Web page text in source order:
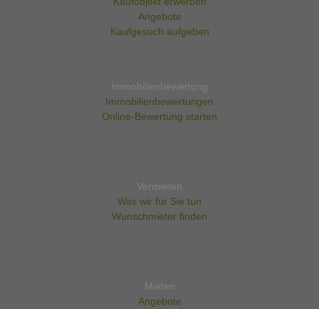
Angebote
Kaufgesuch aufgeben
Immobilienbewertung
Immobilienbewertungen
Online-Bewertung starten
Vermieten
Was wir für Sie tun
Wunschmieter finden
Mieten
Angebote